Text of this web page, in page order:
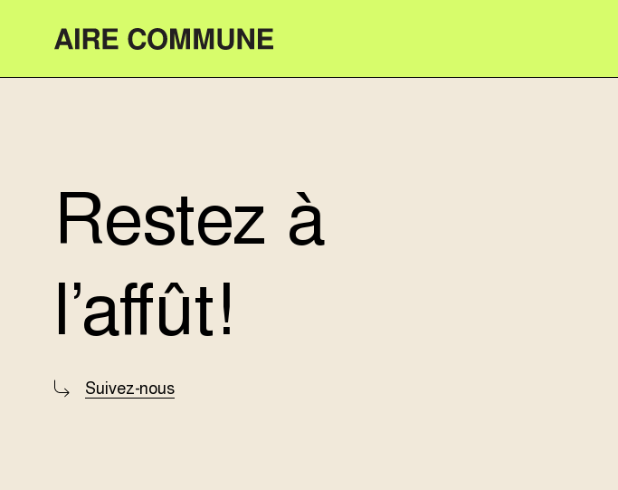
Aire Commune
Restez à
l’affût!
Suivez-nous